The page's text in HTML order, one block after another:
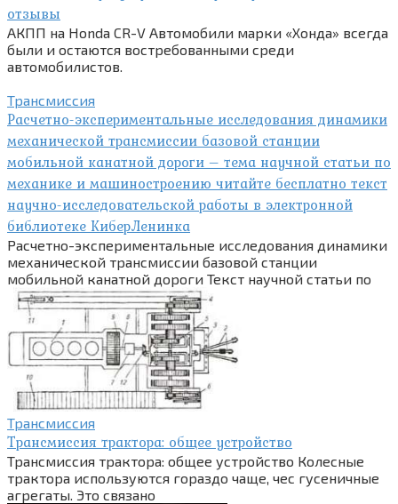
отзывы
АКПП на Honda CR-V Автомобили марки «Хонда» всегда
были и остаются востребованными среди
автомобилистов.
Трансмиссия
Расчетно-экспериментальные исследования динамики
механической трансмиссии базовой станции
мобильной канатной дороги – тема научной статьи по
механике и машиностроению читайте бесплатно текст
научно-исследовательской работы в электронной
библиотеке КиберЛенинка
Расчетно-экспериментальные исследования динамики
механической трансмиссии базовой станции
мобильной канатной дороги Текст научной статьи по
Трансмиссия
Трансмиссия трактора: общее устройство
Трансмиссия трактора: общее устройство Колесные
трактора используются гораздо чаще, чес гусеничные
агрегаты. Это связано